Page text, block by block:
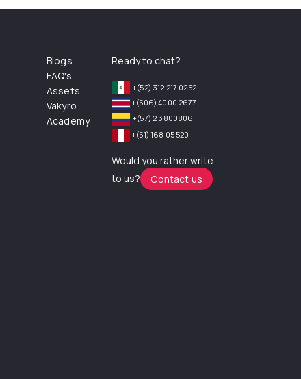
Blogs
FAQ's
Assets
Vakyro
Academy
Ready to chat?
+(52) 312 217 0252
+(506) 4000 2677
+(57) 2 3800806
+(51) 168 05 520
Would you rather write
to us?
Contact us